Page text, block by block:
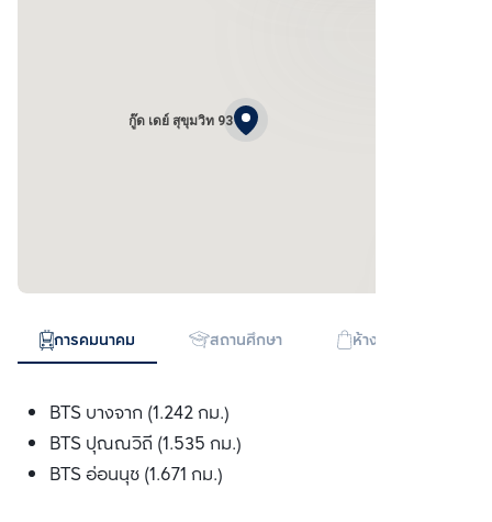
กู๊ด เดย์ สุขุมวิท 93
การคมนาคม สถานศึกษา ห้างสรรพสินค้า
BTS บางจาก (1.242 กม.)
BTS ปุณณวิถี (1.535 กม.)
BTS อ่อนนุช (1.671 กม.)